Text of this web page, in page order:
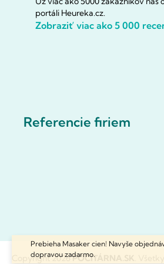
Prebieha Masaker cien! Navyše
dopravou zadarmo.
portáli Heureka.cz.
Zobraziť viac ako 5 000
Referencie firiem
Copyright 2026POČÍTÁRNA.SK